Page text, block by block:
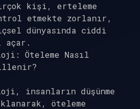
kişi, erteleme
etmekte zorlanır,
dünyasında ciddi
açar.
Öteleme Nasıl
insanların düşünme
öteleme